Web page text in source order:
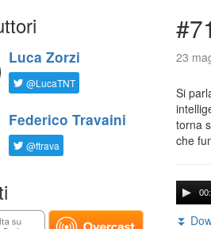
Luca Zorzi
@LucaTNT
Federico Travaini
@ftrava
23
Si
torna
che
⏬